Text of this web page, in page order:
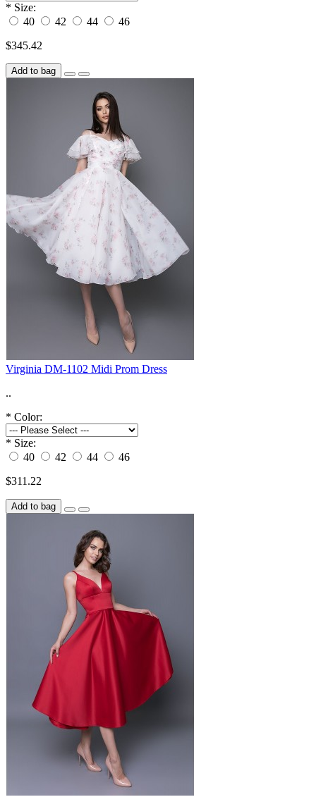
* Size:
40
42 44
46
$345.42
Add to bag
Virginia DM-1102 Midi Prom Dress
..
* Color:
* Size:
40
42 44
46
$311.22
Add to bag